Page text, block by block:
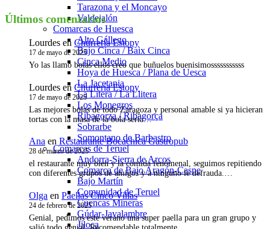
Tarazona y el Moncayo
Valdejalón
Comarcas de Huesca
Alto Gállego
Bajo Cinca / Baix Cinca
Cinca Medio
Hoya de Huesca / Plana de Uesca
La Jacetania
La Litera / La Llitera
Los Monegros
Ribagorza / Ribagorça
Sobrarbe
Somontano de Barbastro
Comarcas de Teruel
Andorra-Sierra de Arcos
Comarca de Bajo Aragón-Caspe
Bajo Martín
Comunidad de Teruel
Cuencas Mineras
Gúdar-Javalambre
Jiloca
Últimos comentarios
Lourdes en Churrería Estopy
17 de mayo de 2025
Yo las llamo bolas ellos creo que buñuelos buenisimosssssssssss
Lourdes en Churrería Estopy
17 de mayo de 2025
Las mejores bolas de todo Zaragoza y personal amable si ya hicieran
tortas con la masa de la bola sería…
Ana en Restaurante Bocachica Gastropub
28 de marzo de 2025
el restaurante muy bien y la comida fenómenal, seguimos repitiendo
con diferentes grupos de amigos y a ninguno le defrauda.…
Olga en Paellas Cinco Villas
24 de febrero de 2025
Genial, pedimos este verano una super paella para un gran grupo y